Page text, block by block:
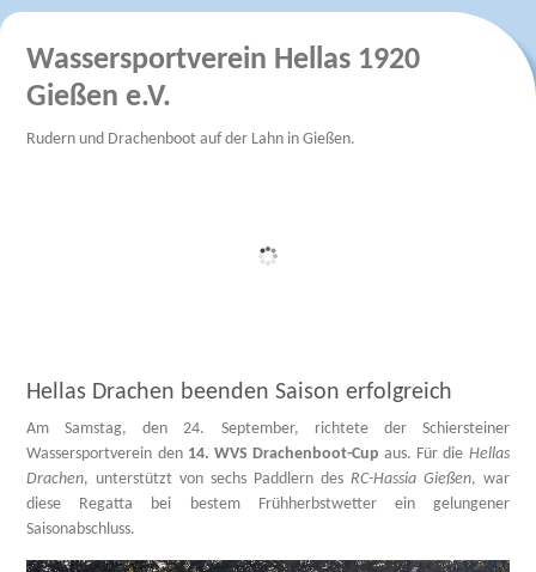
Wassersportverein Hellas 1920
Gießen e.V.
Rudern und Drachenboot auf der Lahn in Gießen.
Hellas Drachen beenden Saison erfolgreich
Am Samstag, den 24. September, richtete der Schiersteiner
Wassersportverein den14. WVS Drachenboot-Cup aus. Für die Hellas
Drachen, unterstützt von sechs Paddlern des RC-Hassia Gießen, war
diese Regatta bei bestem Frühherbstwetter ein gelungener
Saisonabschluss.